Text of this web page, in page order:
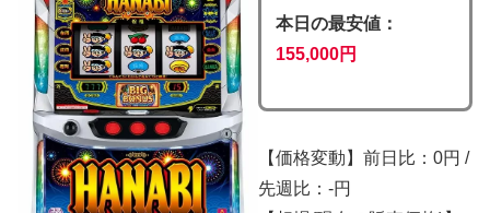
本日の最安値：
155,000円
【価格変動】前日比：0円 /
先週比：-円